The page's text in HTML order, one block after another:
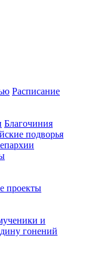
Расписание
Благочиния
подворья
проекты
и
гонений